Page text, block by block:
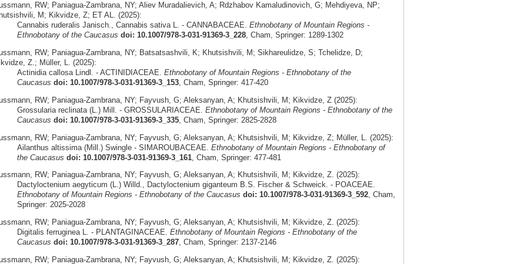
RW; Paniagua-Zambrana, NY; Aliev Muradalievich, A; Rdzhabov Kamaludinovich, G; Mehdiyeva, NP;
M; Kikvidze, Z; ET AL. (2025):
Cannabis ruderalis Janisch., Cannabis sativa L. - CANNABACEAE. Ethnobotany of Mountain Regions -
Ethnobotany of the Caucasus doi: 10.1007/978-3-031-91369-3_228, Cham, Springer: 1289-1302
RW; Paniagua-Zambrana, NY; Batsatsashvili, K; Khutsishvili, M; Sikhareulidze, S; Tchelidze, D;
Z.; Müller, L. (2025):
Actinidia callosa Lindl. - ACTINIDIACEAE. Ethnobotany of Mountain Regions - Ethnobotany of the
Caucasus doi: 10.1007/978-3-031-91369-3_153, Cham, Springer: 417-420
RW; Paniagua-Zambrana, NY; Fayvush, G; Aleksanyan, A; Khutsishvili, M; Kikvidze, Z (2025):
Grossularia reclinata (L.) Mill. - GROSSULARIACEAE. Ethnobotany of Mountain Regions - Ethnobotany of the
Caucasus doi: 10.1007/978-3-031-91369-3_335, Cham, Springer: 2825-2828
RW; Paniagua-Zambrana, NY; Fayvush, G; Aleksanyan, A; Khutsishvili, M; Kikvidze, Z; Müller, L. (2025):
Ailanthus altissima (Mill.) Swingle - SIMAROUBACEAE. Ethnobotany of Mountain Regions - Ethnobotany of
the Caucasus doi: 10.1007/978-3-031-91369-3_161, Cham, Springer: 477-481
RW; Paniagua-Zambrana, NY; Fayvush, G; Aleksanyan, A; Khutsishvili, M; Kikvidze, Z. (2025):
Dactyloctenium aegyticum (L.) Willd., Dactyloctenium giganteum B.S. Fischer & Schweick. - POACEAE.
Ethnobotany of Mountain Regions - Ethnobotany of the Caucasus doi: 10.1007/978-3-031-91369-3_592, Cham,
Springer: 2025-2028
RW; Paniagua-Zambrana, NY; Fayvush, G; Aleksanyan, A; Khutsishvili, M; Kikvidze, Z. (2025):
Digitalis ferruginea L. - PLANTAGINACEAE. Ethnobotany of Mountain Regions - Ethnobotany of the
Caucasus doi: 10.1007/978-3-031-91369-3_287, Cham, Springer: 2137-2146
RW; Paniagua-Zambrana, NY; Fayvush, G; Aleksanyan, A; Khutsishvili, M; Kikvidze, Z. (2025):